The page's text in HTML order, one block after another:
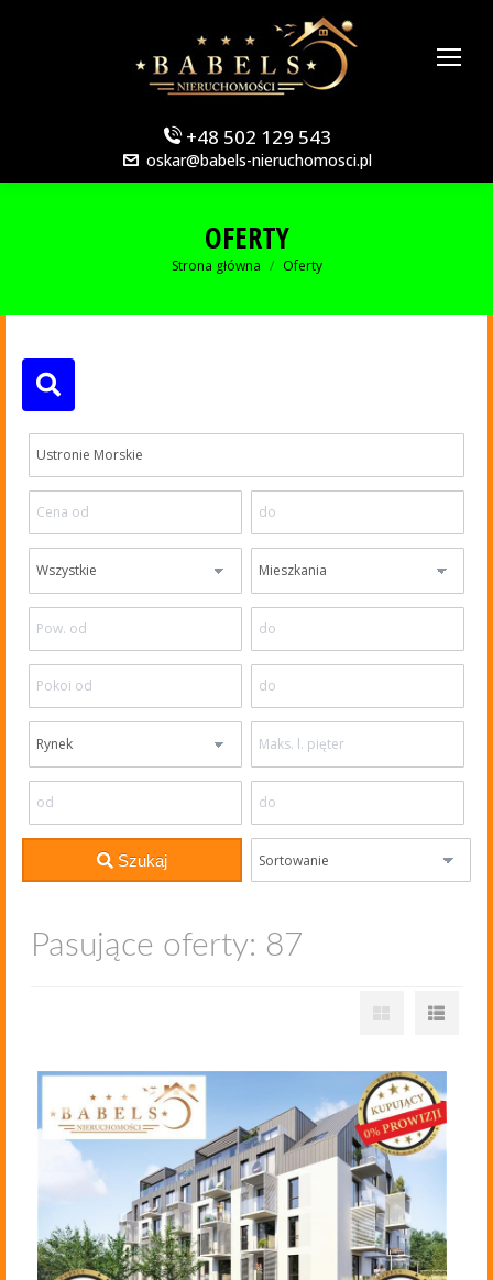
+48 502 129 543
oskar@babels-nieruchomosci.pl
OFERTY
Jesteś tutaj:
Strona główna Oferty
Szukaj
Pasujące oferty: 87